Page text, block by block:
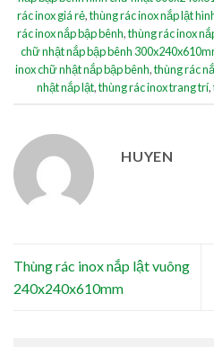
rác inox giá rẻ,thùng rác inox nắp lật
rác inox nắp bập bênh,thùng rác inox
chữ nhật nắp bập bênh
inox chữ nhật nắp bập bênh,thùng rác
nhật nắp lật,thùng rác inox trang trí,
HUYEN
Thùng rác inox nắp lật vuông
240x240x610mm